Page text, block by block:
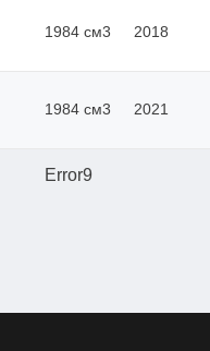
1984 см3 2018
1984 см3 2021
Error9